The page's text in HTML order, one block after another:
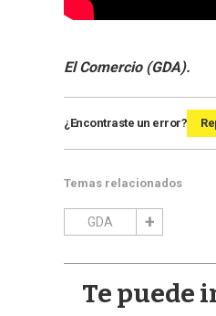
El Comercio (GDA).
¿Encontraste un error?
Temas relacionados
GDA
Te puede